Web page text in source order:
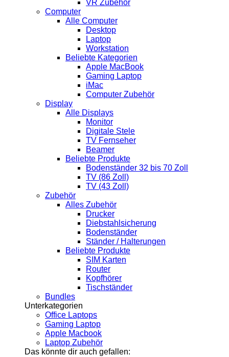
VR Zubehör
Computer
Alle Computer
Desktop
Laptop
Workstation
Beliebte Kategorien
Apple MacBook
Gaming Laptop
iMac
Computer Zubehör
Display
Alle Displays
Monitor
Digitale Stele
TV Fernseher
Beamer
Beliebte Produkte
Bodenständer 32 bis 70 Zoll
TV (86 Zoll)
TV (43 Zoll)
Zubehör
Alles Zubehör
Drucker
Diebstahlsicherung
Bodenständer
Ständer / Halterungen
Beliebte Produkte
SIM Karten
Router
Kopfhörer
Tischständer
Bundles
Unterkategorien
Office Laptops
Gaming Laptop
Apple Macbook
Laptop Zubehör
Das könnte dir auch gefallen: